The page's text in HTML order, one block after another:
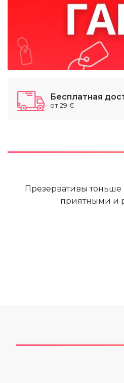
Бесплатная
от 29 €
Презервативы тоньше
приятными и